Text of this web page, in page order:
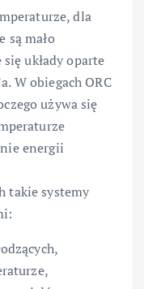
dla
są mało
układy oparte
W obiegach ORC
używa się
energii
takie systemy